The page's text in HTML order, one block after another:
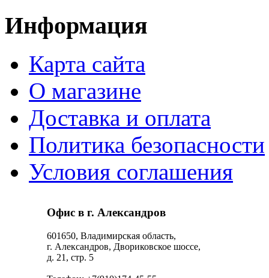
Информация
Карта сайта
О магазине
Доставка и оплата
Политика безопасности
Условия соглашения
Офис в г. Александров
601650, Владимирская область,
г. Александров, Двориковское шоссе,
д. 21, стр. 5